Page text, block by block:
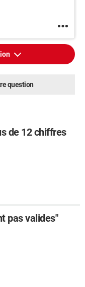
question
de 12 chiffres
pas valides"